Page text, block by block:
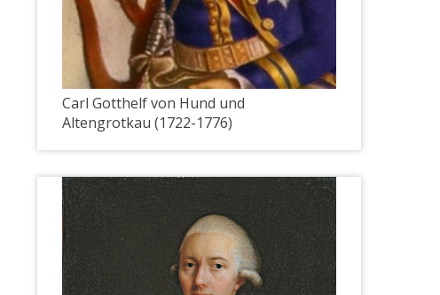
Carl Gotthelf von Hund und
Altengrotkau (1722-1776)